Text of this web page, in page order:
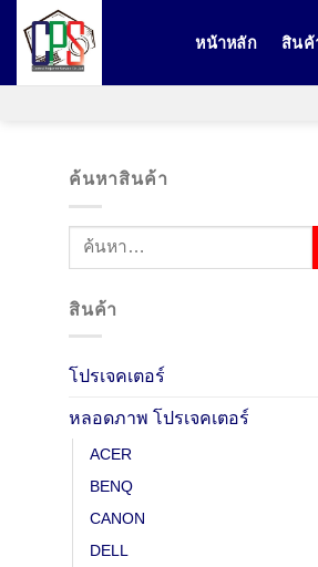
หน้าหลัก สินค้
ค้นหาสินค้า
ค้นหา:
สินค้า
โปรเจคเตอร์
หลอดภาพ โปรเจคเตอร์
ACER
BENQ
CANON
DELL